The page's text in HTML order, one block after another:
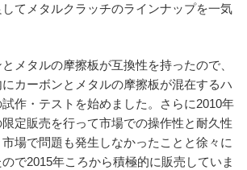
てメタルクラッチのラインナップを一気
メタルの摩擦板が互換性を持ったので、
カーボンとメタルの摩擦板が混在するハ
作・テストを始めました。さらに2010年
定販売を行って市場での操作性と耐久性
場で問題も発生しなかったことと徐々に
で2015年ころから積極的に販売していま